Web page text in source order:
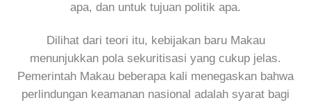
apa, dan untuk tujuan politik apa.
Dilihat dari teori itu, kebijakan baru Makau
menunjukkan pola sekuritisasi yang cukup jelas.
Pemerintah Makau beberapa kali menegaskan bahwa
perlindungan keamanan nasional adalah syarat bagi